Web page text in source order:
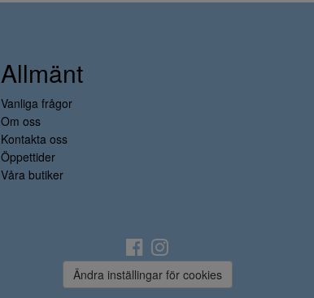
Allmänt
Vanliga frågor
Om oss
Kontakta oss
Öppettider
Våra butiker
Ändra inställingar för cookies